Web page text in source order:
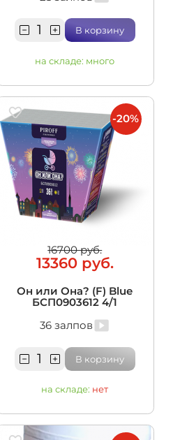
В корзину
на складе: много
16700 руб.
13360 руб.
Он или Она? (F) Blue
БСП0903612 4/1
36 залпов
В корзину
на складе: нет
-20%